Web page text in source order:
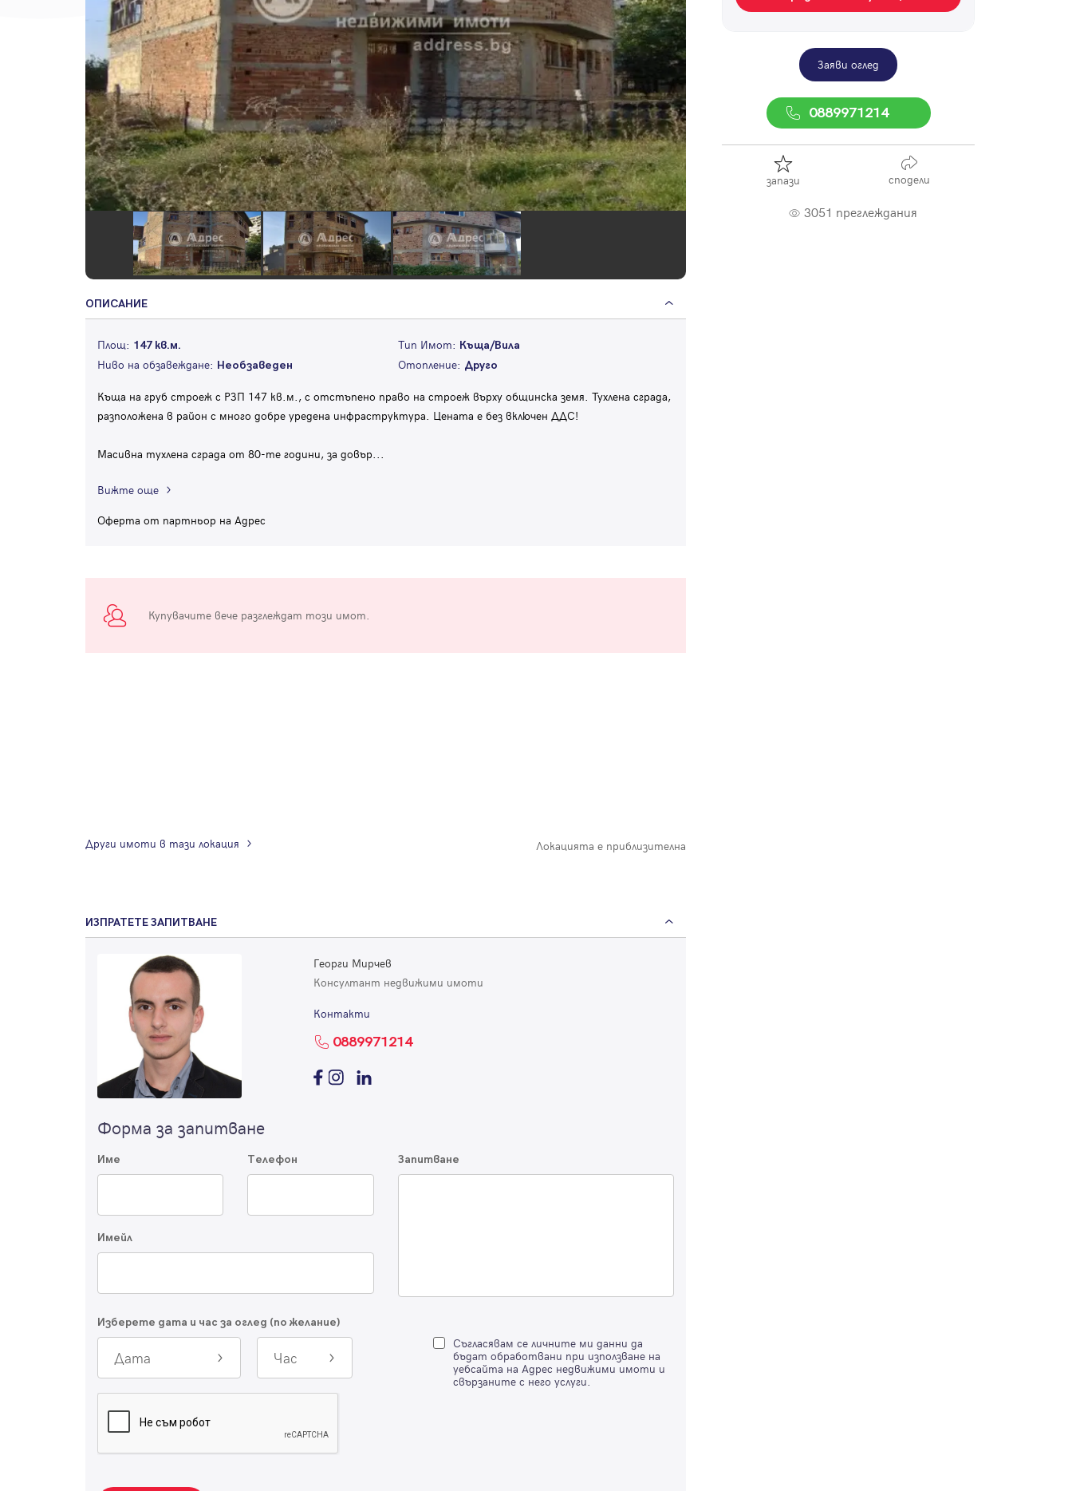
Заяви оглед
0889971214
запази сподели
3051 преглеждания
ОПИСАНИЕ
Площ: 147 кв.м. Тип Имот: Къща/Вила
Ниво на обзавеждане: Необзаведен Отопление: Друго
Къща на груб строеж с РЗП 147 кв.м., с отстъпено право на строеж върху общинска земя. Тухлена сграда,
разположена в район с много добре уредена инфраструктура. Цената е без включен ДДС!
Масивна тухлена сграда от 80-те години, за довър...
Вижте още
Оферта от партньор на Адрес
Купувачите вече разглеждат този имот.
Локацията е приблизителна
Други имоти в тази локация
ИЗПРАТЕТЕ ЗАПИТВАНЕ
Георги Мирчев
Консултант недвижими имоти
Контакти
0889971214
Форма за запитване
Име Телефон
Имейл
Запитване
Изберете дата и час за оглед (по желание)
Дата Час
Съгласявам се личните ми данни да
бъдат обработвани при използване на
уебсайта на Адрес недвижими имоти и
свързаните с него услуги.
Успех!
Успех!
Благодарим ви! Очаквайте скоро да се свържем с вас!
Вход
по-подробна информация.
Продължи с Google
Вход с имейл